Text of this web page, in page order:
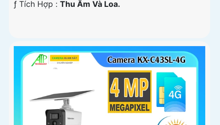
️ƒ Tích Hợp : Thu Âm Và Loa.